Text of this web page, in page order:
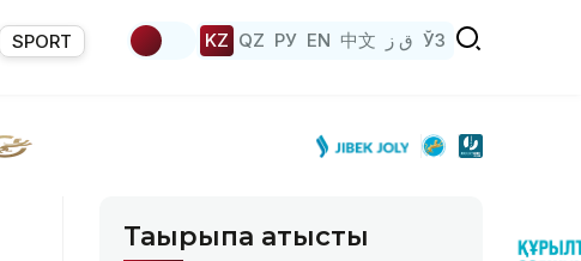
SPORT KZ QZ РУ EN 中文 ق ز ЎЗ
Тақырыпқа қатысты